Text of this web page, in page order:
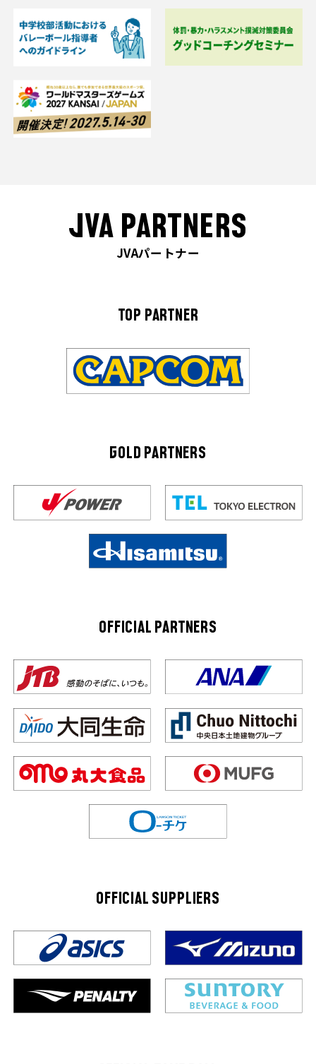
JVA PARTNERS
JVAパートナー
TOP PARTNER
GOLD PARTNERS
OFFICIAL PARTNERS
OFFICIAL SUPPLIERS